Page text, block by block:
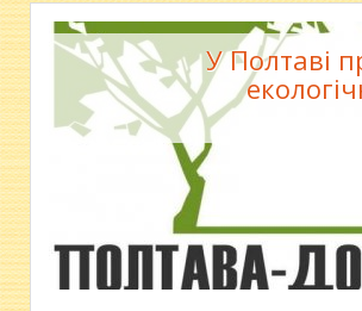
У Полтаві